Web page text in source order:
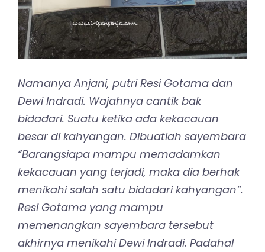
Namanya Anjani, putri Resi Gotama dan
Dewi Indradi. Wajahnya cantik bak
bidadari. Suatu ketika ada kekacauan
besar di kahyangan. Dibuatlah sayembara
“Barangsiapa mampu memadamkan
kekacauan yang terjadi, maka dia berhak
menikahi salah satu bidadari kahyangan”.
Resi Gotama yang mampu
memenangkan sayembara tersebut
akhirnya menikahi Dewi Indradi. Padahal